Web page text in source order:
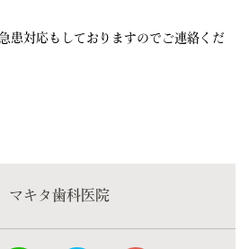
患対応もしておりますのでご連絡くだ
マキタ歯科医院